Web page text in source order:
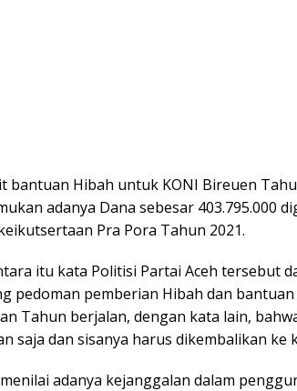
bantuan Hibah untuk KONI Bireuen
adanya Dana sebesar 403.795.000
Pra Pora Tahun 2021.
itu kata Politisi Partai Aceh tersebut
pedoman pemberian Hibah dan
Tahun berjalan, dengan kata lain,
saja dan sisanya harus dikembalikan ke
adanya kejanggalan dalam